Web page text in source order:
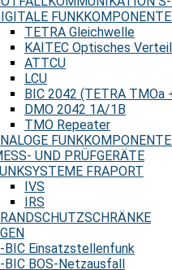
TETRA Gleichwelle
KAITEC Optisches
ATTCU
LCU
BIC 2042 (TETRA TMOa
DMO 2042 1A/1B
TMO Repeater
UND PRÜFGERÄTE
FRAPORT
IVS
IRS
BIC Einsatzstellenfunk
BIC BOS-Netzausfall